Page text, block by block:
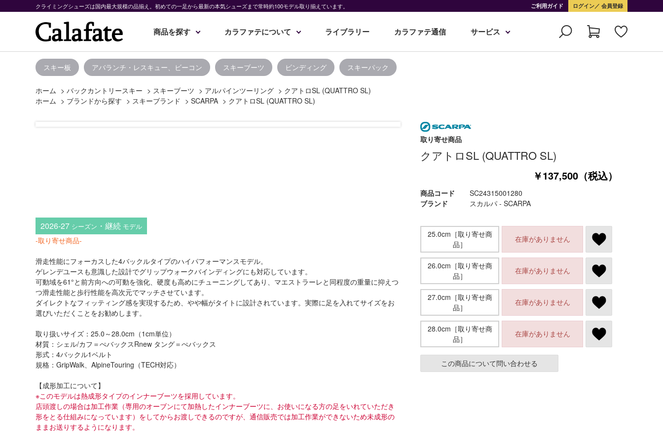
クライミングシューズは国内最大規模の品揃え。初めての一足から最新の本気シューズまで常時約100モデル取り揃えています。 ご利用ガイド ログイン 会員登録
商品を探す カラファテについて ライブラリー カラファテ通信 サービス
スキー板 アバランチ・レスキュー、ビーコン スキーブーツ ビンディング スキーパック
ホーム > バックカントリースキー > スキーブーツ > アルパインツーリング > クアトロSL (QUATTRO SL)
ホーム > ブランドから探す > スキーブランド > SCARPA > クアトロSL (QUATTRO SL)
2026-27 シーズン ・継続 モデル
-取り寄せ商品-
滑走性能にフォーカスした4バックルタイプのハイパフォーマンスモデル。
ゲレンデユースも意識した設計でグリップウォークバインディングにも対応しています。
可動域を61°と前方向への可動を強化、硬度も高めにチューニングしてあり、マエストラーレと同程度の重量に抑えつ
つ滑走性能と歩行性能を高次元でマッチさせています。
ダイレクトなフィッティング感を実現するため、やや幅がタイトに設計されています。実際に足を入れてサイズをお
選びいただくことをお勧めします。
取り扱いサイズ：25.0～28.0cm（1cm単位）
材質：シェル/カフ＝ぺバックスRnew タング＝ぺバックス
形式：4バックル1ベルト
規格：GripWalk、AlpineTouring（TECH対応）
【成形加工について】
※このモデルは熱成形タイプのインナーブーツを採用しています。
店頭渡しの場合は加工作業（専用のオーブンにて加熱したインナーブーツに、お使いになる方の足をいれていただき
形をとる仕組みになっています）をしてからお渡しできるのですが、通信販売では加工作業ができないため未成形の
ままお送りするようになります。
取り寄せ商品
クアトロSL (QUATTRO SL)
￥137,500（税込）
商品コード
SC24315001280
ブランド
スカルパ - SCARPA
25.0cm［取り寄せ商
品］
在庫がありません
26.0cm［取り寄せ商
品］
在庫がありません
27.0cm［取り寄せ商
品］
在庫がありません
28.0cm［取り寄せ商
品］
在庫がありません
この商品について問い合わせる